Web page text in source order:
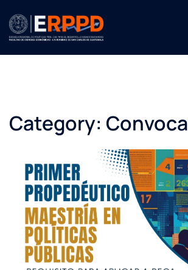
contenido
Category: